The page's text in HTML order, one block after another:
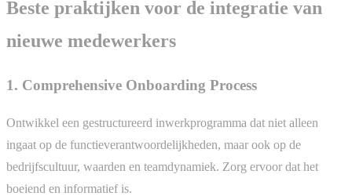
Beste praktijken voor de integratie van
nieuwe medewerkers
1. Comprehensive Onboarding Process
Ontwikkel een gestructureerd inwerkprogramma dat niet alleen
ingaat op de functieverantwoordelijkheden, maar ook op de
bedrijfscultuur, waarden en teamdynamiek. Zorg ervoor dat het
boeiend en informatief is.